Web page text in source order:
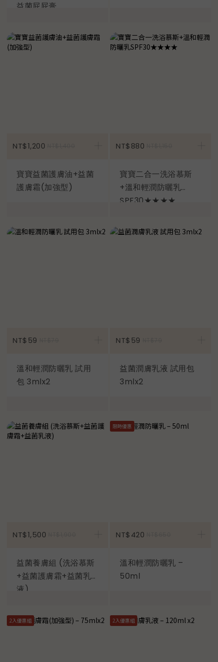
益菌屁屁膏
NT$1,200 加入購物車
寶寶益菌護膚油+益菌
護膚霜(加強型)
NT$880
寶寶二合一洗浴慕斯
+溫和輕潤防曬乳
SPF30★★★★
NT$59 加入購物車
溫和輕潤防曬乳 試用
包 3mlx2
NT$59
益菌潤膚乳液 試用包
3mlx2
NT$1,500 加入購物車
益菌養膚組 (洗浴慕斯
+益菌護膚霜+益菌乳
液)
限時優惠
NT$420
溫和輕潤防曬乳 –
50ml
2入優惠組 2入優惠組